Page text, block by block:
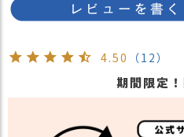
4.50 （12）
期間限定！